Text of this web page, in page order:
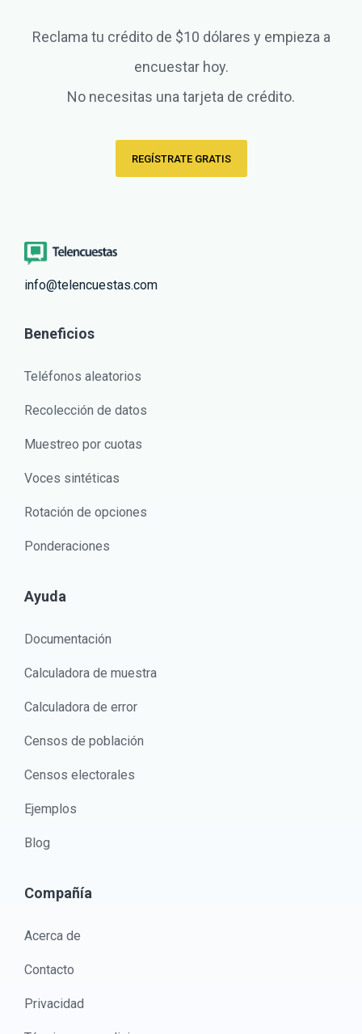
Reclama tu crédito de $10 dólares y empieza a
encuestar hoy.
No necesitas una tarjeta de crédito.
REGÍSTRATE GRATIS
info@telencuestas.com
Beneficios
Teléfonos aleatorios
Recolección de datos
Muestreo por cuotas
Voces sintéticas
Rotación de opciones
Ponderaciones
Ayuda
Documentación
Calculadora de muestra
Calculadora de error
Censos de población
Censos electorales
Ejemplos
Blog
Compañía
Acerca de
Contacto
Privacidad